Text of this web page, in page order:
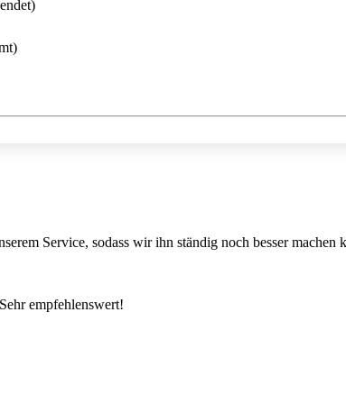
Service, sodass wir ihn ständig noch besser machen
empfehlenswert!